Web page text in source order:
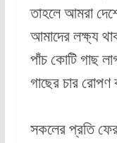
তাহলে আমরা
আমাদের লক্ষ্য
পাঁচ কোটি গাছ
গাছের চার
সকলের প্রতি ফের